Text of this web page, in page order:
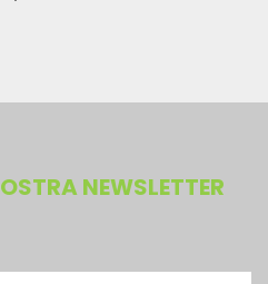
NEWSLETTER